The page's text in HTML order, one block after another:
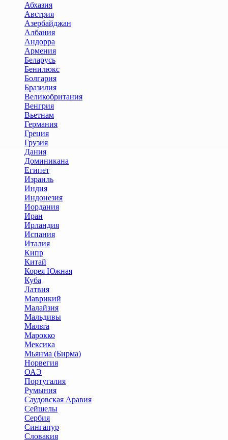
Абхазия
Австрия
Азербайджан
Албания
Андорра
Армения
Беларусь
Бенилюкс
Болгария
Бразилия
Великобритания
Венгрия
Вьетнам
Германия
Греция
Грузия
Дания
Доминикана
Египет
Израиль
Индия
Индонезия
Иордания
Иран
Ирландия
Испания
Италия
Кипр
Китай
Корея Южная
Куба
Латвия
Маврикий
Малайзия
Мальдивы
Мальта
Марокко
Мексика
Мьянма (Бирма)
Норвегия
ОАЭ
Португалия
Румыния
Саудовская Аравия
Сейшелы
Сербия
Сингапур
Словакия